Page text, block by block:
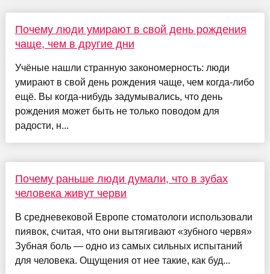
Почему люди умирают в свой день рождения
чаще, чем в другие дни
Учёные нашли странную закономерность: люди
умирают в свой день рождения чаще, чем когда-либо
ещё. Вы когда-нибудь задумывались, что день
рождения может быть не только поводом для
радости, н...
Почему раньше люди думали, что в зубах
человека живут черви
В средневековой Европе стоматологи использовали
пиявок, считая, что они вытягивают «зубного червя»
Зубная боль — одно из самых сильных испытаний
для человека. Ощущения от нее такие, как буд...